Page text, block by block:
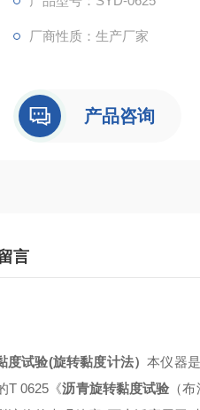
厂商性质：生产厂家
产品咨询
言
度试验(旋转黏度计法）本仪器
T 0625《沥青旋转黏度试验 （